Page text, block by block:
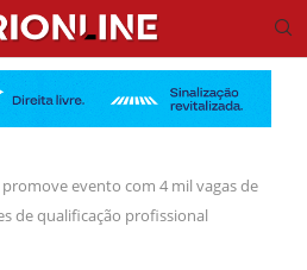
evento com 4 mil vagas de
de qualificação profissional